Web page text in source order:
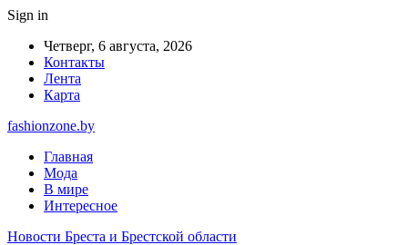
Sign in
Четверг, 6 августа, 2026
Контакты
Лента
Карта
fashionzone.by
Главная
Мода
В мире
Интересное
Новости Бреста и Брестской области